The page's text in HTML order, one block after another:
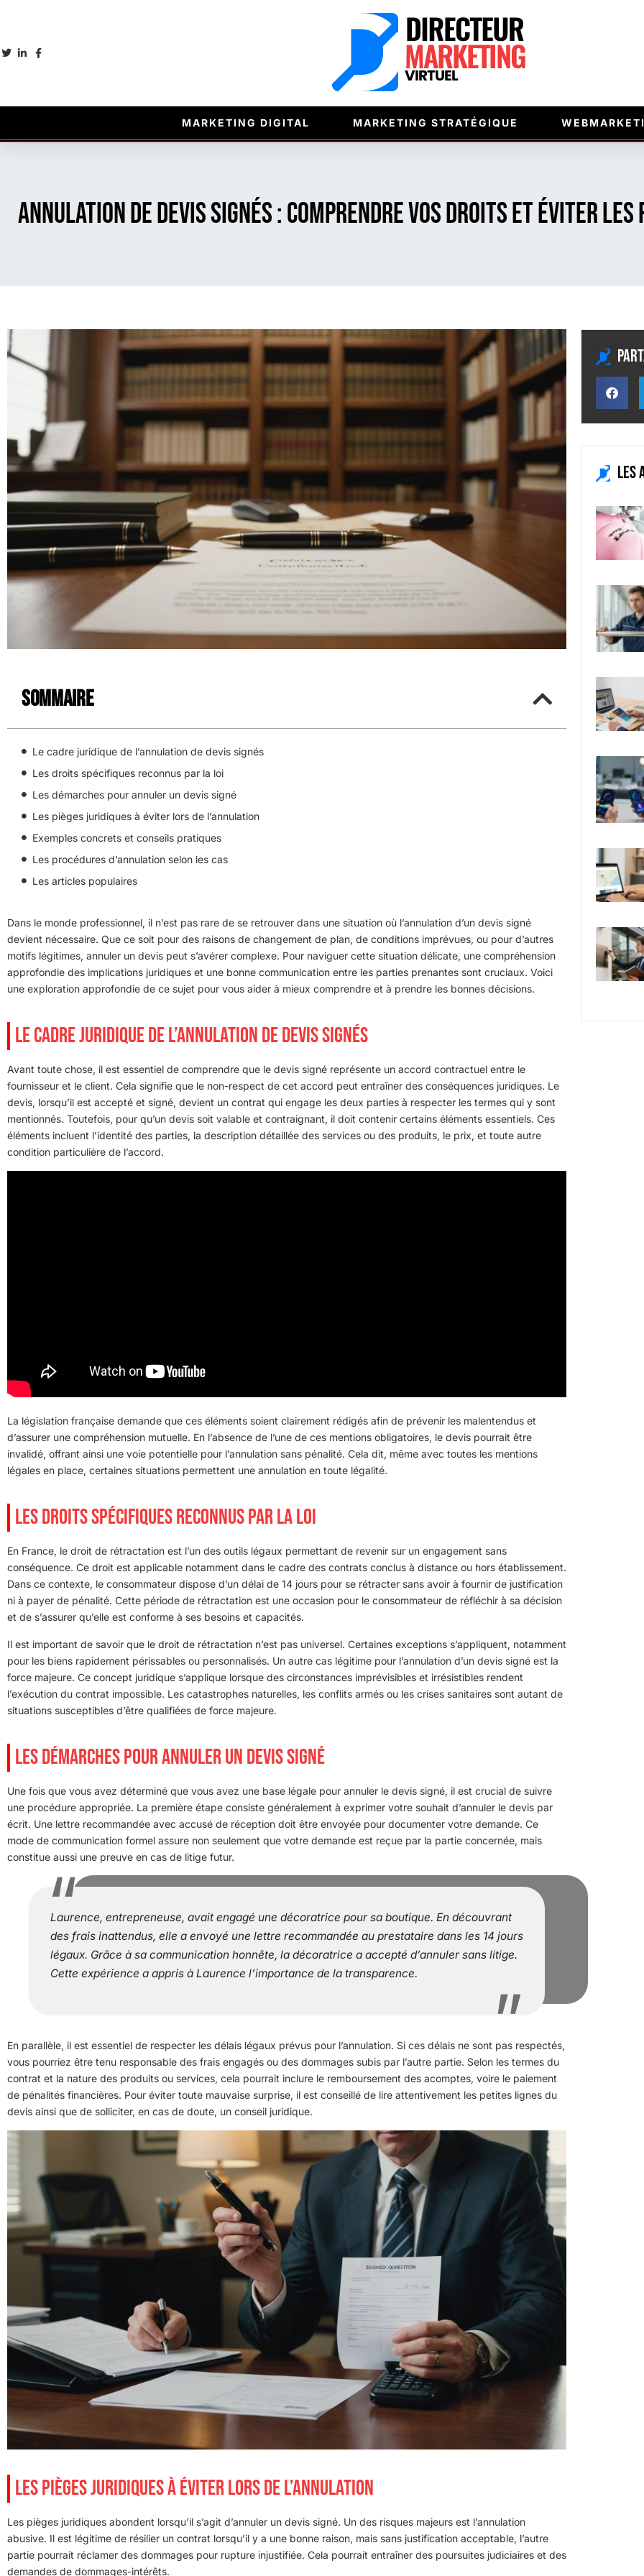
MARKETING DIGITAL MARKETING STRATÉGIQUE
Annulation de devis signés : comprendre vos droits et éviter les
Sommaire
Le cadre juridique de l’annulation de devis signés
Les droits spécifiques reconnus par la loi
Les démarches pour annuler un devis signé
Les pièges juridiques à éviter lors de l’annulation
Exemples concrets et conseils pratiques
Les procédures d’annulation selon les cas
Les articles populaires
Dans le monde professionnel, il n’est pas rare de se retrouver dans une situation où l’annulation d’un devis signé
devient nécessaire. Que ce soit pour des raisons de changement de plan, de conditions imprévues, ou pour d’autres
motifs légitimes, annuler un devis peut s’avérer complexe. Pour naviguer cette situation délicate, une compréhension
approfondie des implications juridiques et une bonne communication entre les parties prenantes sont cruciaux. Voici
une exploration approfondie de ce sujet pour vous aider à mieux comprendre et à prendre les bonnes décisions.
LE CADRE JURIDIQUE DE L’ANNULATION DE DEVIS SIGNÉS
Avant toute chose, il est essentiel de comprendre que le devis signé représente un accord contractuel entre le
fournisseur et le client. Cela signifie que le non-respect de cet accord peut entraîner des conséquences juridiques. Le
devis, lorsqu’il est accepté et signé, devient un contrat qui engage les deux parties à respecter les termes qui y sont
mentionnés. Toutefois, pour qu’un devis soit valable et contraignant, il doit contenir certains éléments essentiels. Ces
éléments incluent l’identité des parties, la description détaillée des services ou des produits, le prix, et toute autre
condition particulière de l’accord.
La législation française demande que ces éléments soient clairement rédigés afin de prévenir les malentendus et
d’assurer une compréhension mutuelle. En l’absence de l’une de ces mentions obligatoires, le devis pourrait être
invalidé, offrant ainsi une voie potentielle pour l’annulation sans pénalité. Cela dit, même avec toutes les mentions
légales en place, certaines situations permettent une annulation en toute légalité.
LES DROITS SPÉCIFIQUES RECONNUS PAR LA LOI
En France, le droit de rétractation est l’un des outils légaux permettant de revenir sur un engagement sans
conséquence. Ce droit est applicable notamment dans le cadre des contrats conclus à distance ou hors établissement.
Dans ce contexte, le consommateur dispose d’un délai de 14 jours pour se rétracter sans avoir à fournir de justification
ni à payer de pénalité. Cette période de rétractation est une occasion pour le consommateur de réfléchir à sa décision
et de s’assurer qu’elle est conforme à ses besoins et capacités.
Il est important de savoir que le droit de rétractation n’est pas universel. Certaines exceptions s’appliquent, notamment
pour les biens rapidement périssables ou personnalisés. Un autre cas légitime pour l’annulation d’un devis signé est la
force majeure. Ce concept juridique s’applique lorsque des circonstances imprévisibles et irrésistibles rendent
l’exécution du contrat impossible. Les catastrophes naturelles, les conflits armés ou les crises sanitaires sont autant de
situations susceptibles d’être qualifiées de force majeure.
LES DÉMARCHES POUR ANNULER UN DEVIS SIGNÉ
Une fois que vous avez déterminé que vous avez une base légale pour annuler le devis signé, il est crucial de suivre
une procédure appropriée. La première étape consiste généralement à exprimer votre souhait d’annuler le devis par
écrit. Une lettre recommandée avec accusé de réception doit être envoyée pour documenter votre demande. Ce
mode de communication formel assure non seulement que votre demande est reçue par la partie concernée, mais
constitue aussi une preuve en cas de litige futur.
Laurence, entrepreneuse, avait engagé une décoratrice pour sa boutique. En découvrant
des frais inattendus, elle a envoyé une lettre recommandée au prestataire dans les 14 jours
légaux. Grâce à sa communication honnête, la décoratrice a accepté d’annuler sans litige.
Cette expérience a appris à Laurence l’importance de la transparence.
En parallèle, il est essentiel de respecter les délais légaux prévus pour l’annulation. Si ces délais ne sont pas respectés,
vous pourriez être tenu responsable des frais engagés ou des dommages subis par l’autre partie. Selon les termes du
contrat et la nature des produits ou services, cela pourrait inclure le remboursement des acomptes, voire le paiement
de pénalités financières. Pour éviter toute mauvaise surprise, il est conseillé de lire attentivement les petites lignes du
devis ainsi que de solliciter, en cas de doute, un conseil juridique.
LES PIÈGES JURIDIQUES À ÉVITER LORS DE L’ANNULATION
Les pièges juridiques abondent lorsqu’il s’agit d’annuler un devis signé. Un des risques majeurs est l’annulation
abusive. Il est légitime de résilier un contrat lorsqu’il y a une bonne raison, mais sans justification acceptable, l’autre
partie pourrait réclamer des dommages pour rupture injustifiée. Cela pourrait entraîner des poursuites judiciaires et des
demandes de dommages-intérêts.